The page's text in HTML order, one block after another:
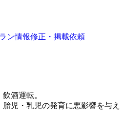
ン情報修正・掲載依頼
酒運転。
児・乳児の発育に悪影響を与え